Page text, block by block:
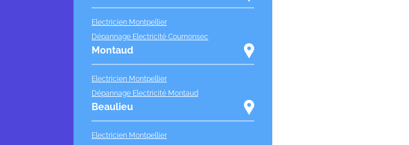
Electricien Montpellier
Dépannage Electricité Cournonsec
Montaud
Electricien Montpellier
Dépannage Electricité Montaud
Beaulieu
Electricien Montpellier